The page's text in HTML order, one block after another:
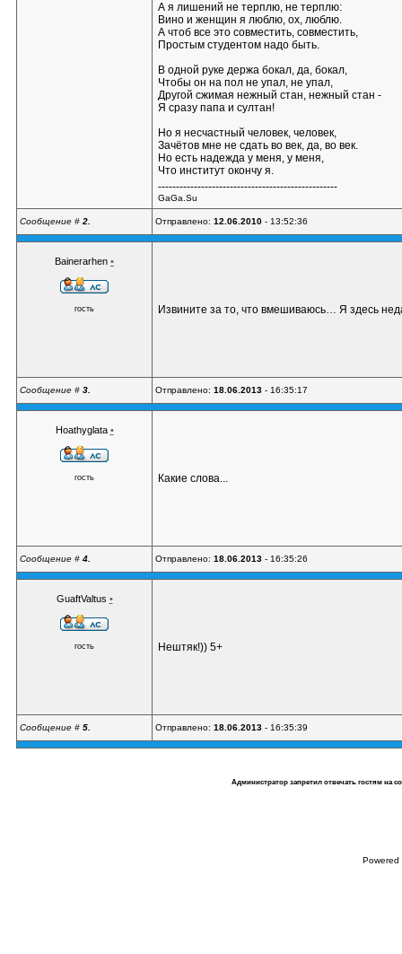
А я лишений не терплю, не терплю:
Вино и женщин я люблю, ох, люблю.
А чтоб все это совместить, совместить,
Простым студентом надо быть.
В одной руке держа бокал, да, бокал,
Чтобы он на пол не упал, не упал,
Другой сжимая нежный стан, нежный стан -
Я сразу папа и султан!
Но я несчастный человек, человек,
Зачётов мне не сдать во век, да, во век.
Но есть надежда у меня, у меня,
Что институт окончу я.
--------------------------------------------------
GaGa.Su
Сообщение # 2. Отправлено: 12.06.2010 - 13:52:36
Bainerarhen •
гость Извините за то, что вмешиваюсь… Я здесь
Сообщение # 3. Отправлено: 18.06.2013 - 16:35:17
Hoathyglata •
гость Какие слова...
Сообщение # 4. Отправлено: 18.06.2013 - 16:35:26
GuaftValtus •
гость Нештяк!)) 5+
Сообщение # 5. Отправлено: 18.06.2013 - 16:35:39
Администратор запретил отвечать гостям на